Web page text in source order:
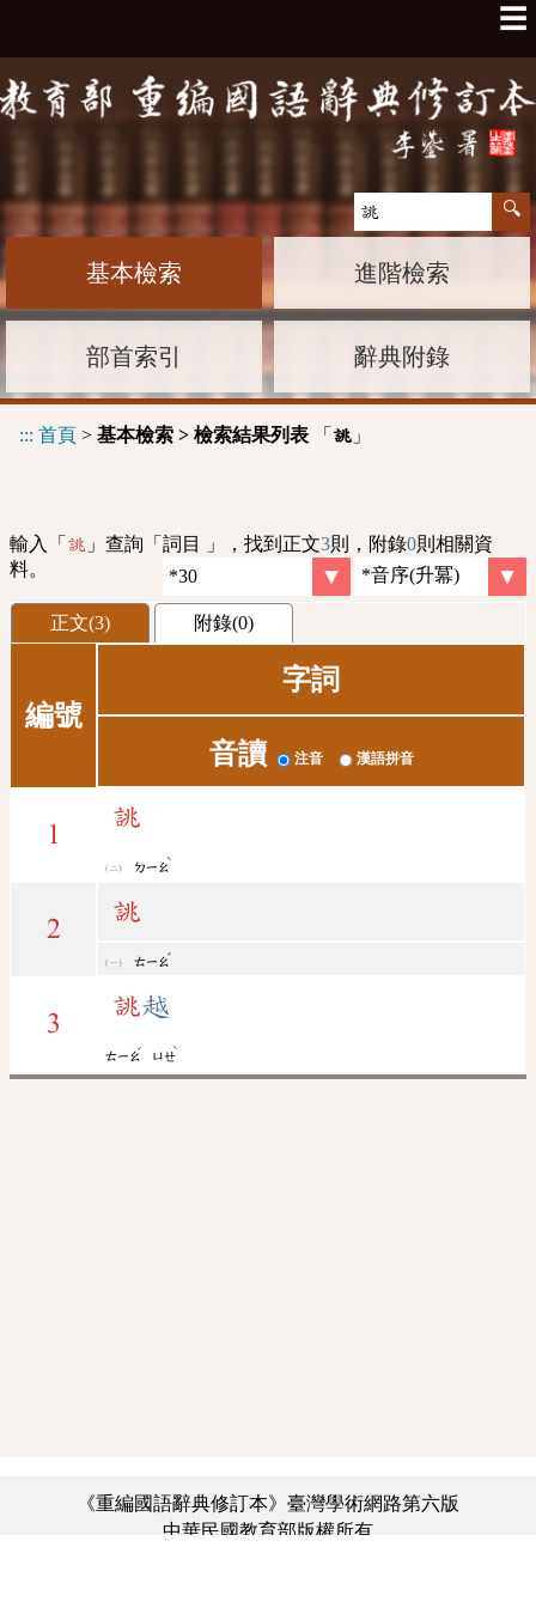
☰
基本檢索 進階檢索
部首索引 辭典附錄
::: 首頁 > 基本檢索 > 檢索結果列表 「 誂 」
輸入「 誂 」查詢「詞目 」，找到正文3則，附錄0則相關資
料。
正文(3) 附錄(0)
編號
字詞
音讀 注音 漢語拼音
1
誂
ㄉㄧㄠ
ˋ
2
誂
ㄊㄧㄠ
ˇ
3
誂越
ㄊㄧㄠ
ˇ
ㄩㄝ
ˋ
《重編國語辭典修訂本》臺灣學術網路第六版
中華民國教育部版權所有